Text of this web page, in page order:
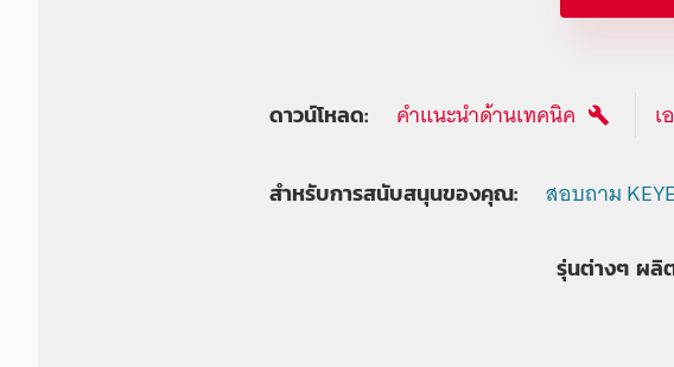
ดาวน์โหลด: คำแนะนำด้านเทคนิค เ
สำหรับการสนับสนุนของคุณ: สอบถาม
รุ่นต่างๆ ผ